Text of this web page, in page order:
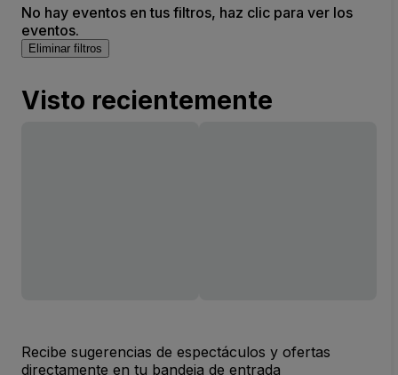
No hay eventos en tus filtros, haz clic para ver los
eventos.
Eliminar filtros
Visto recientemente
Recibe sugerencias de espectáculos y ofertas
directamente en tu bandeja de entrada